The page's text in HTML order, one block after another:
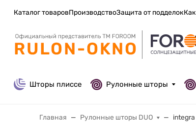
Каталог товаровПроизводствоЗащита от подделок
Шторы плиссе Рулонные шторы
Главная Рулонные шторы DUO